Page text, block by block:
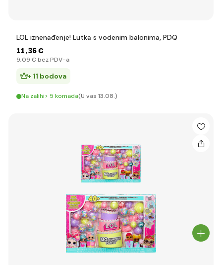
LOL iznenađenje! Lutka s vodenim balonima, PDQ
11,36 €
9,09 € bez PDV-a
+ 11 bodova
Na zalihi> 5 komada(U vas 13.08.)